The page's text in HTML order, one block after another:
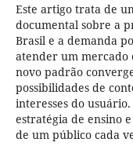
Este artigo trata de
documental sobre a
Brasil e a demanda
atender um mercado
novo padrão
possibilidades de
interesses do
estratégia de ensino
de um público cada